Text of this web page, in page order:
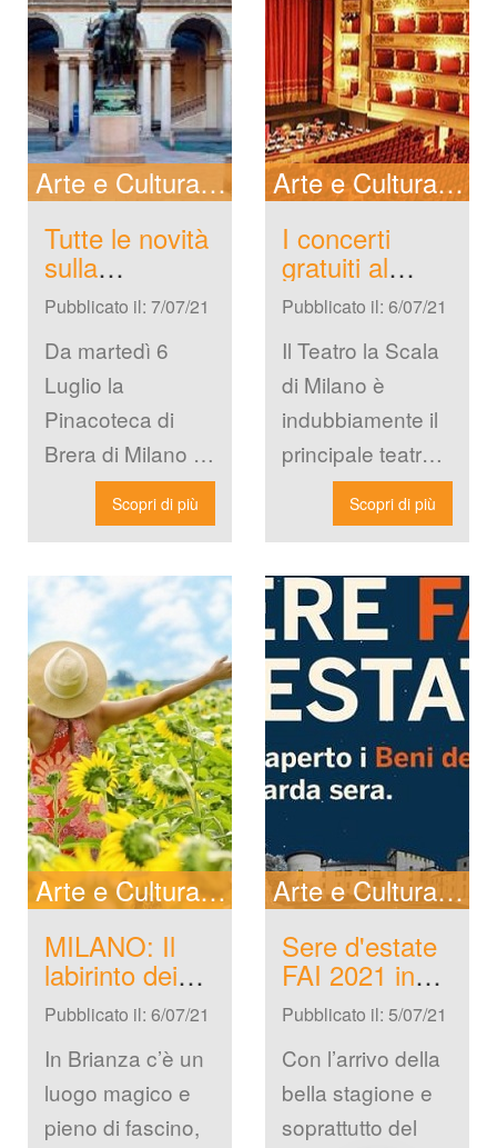
Arte e CulturaIn Evidenza New
Tutte le novità
ulla
Pinacoteca di
Brera di
Milano
Pubblicato il: 7/07/21
Da martedì 6
Luglio la
Pinacoteca di
Brera di Milano si
rinnova per offrire
ai propri visitatori
[…]
Scopri di più
Arte e CulturaIn
I concerti
gratuiti al
Teatro la
Scala di
Milano
Pubblicato il: 6/07/21
Il Teatro la Scala
di Milano è
indubbiamente il
principale teatro
d’opera della
città. Per il mese
[…]
Scopri di più
Arte e CulturaIn Evidenza New
MILANO: Il
labirinto dei
girasoli, tutte
le informazioni
Pubblicato il: 6/07/21
In Brianza c’è un
luogo magico e
pieno di fascino,
Arte e CulturaIn
Sere d'estate
FAI 2021 in
Lombardia
Pubblicato il: 5/07/21
Con l’arrivo della
bella stagione e
oprattutto del